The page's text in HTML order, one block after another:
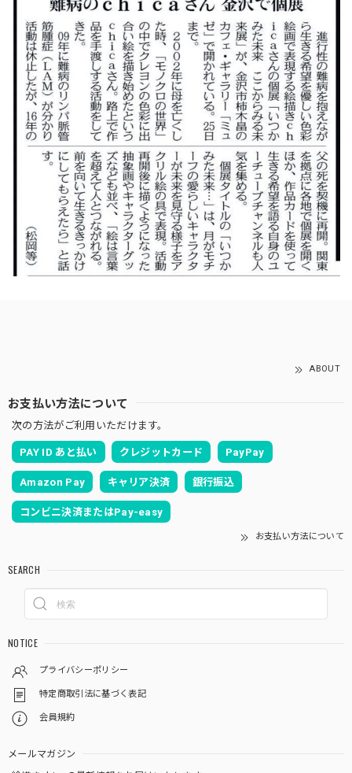
ABOUT
お支払い方法について
次の方法がご利用いただけます。
PAY ID あと払い クレジットカード PayPay
Amazon Pay キャリア決済 銀行振込
コンビニ決済またはPay-easy
お支払い方法について
SEARCH
NOTICE
プライバシーポリシー
特定商取引法に基づく表記
会員規約
メールマガジン